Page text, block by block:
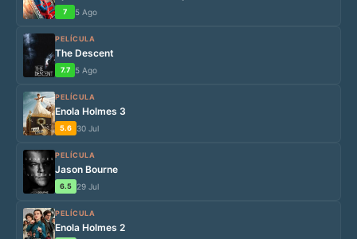
7 5 Ago
PELÍCULA
The Descent
7.7 5 Ago
PELÍCULA
Enola Holmes 3
5.6 30 Jul
PELÍCULA
Jason Bourne
6.5 29 Jul
PELÍCULA
Enola Holmes 2